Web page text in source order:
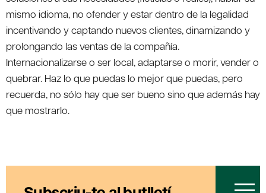
mismo idioma, no ofender y estar dentro de la legalidad
incentivando y captando nuevos clientes, dinamizando y
prolongando las ventas de la compañía.
Internacionalizarse o ser local, adaptarse o morir, vender o
quebrar. Haz lo que puedas lo mejor que puedas, pero
recuerda, no sólo hay que ser bueno sino que además hay
que mostrarlo.